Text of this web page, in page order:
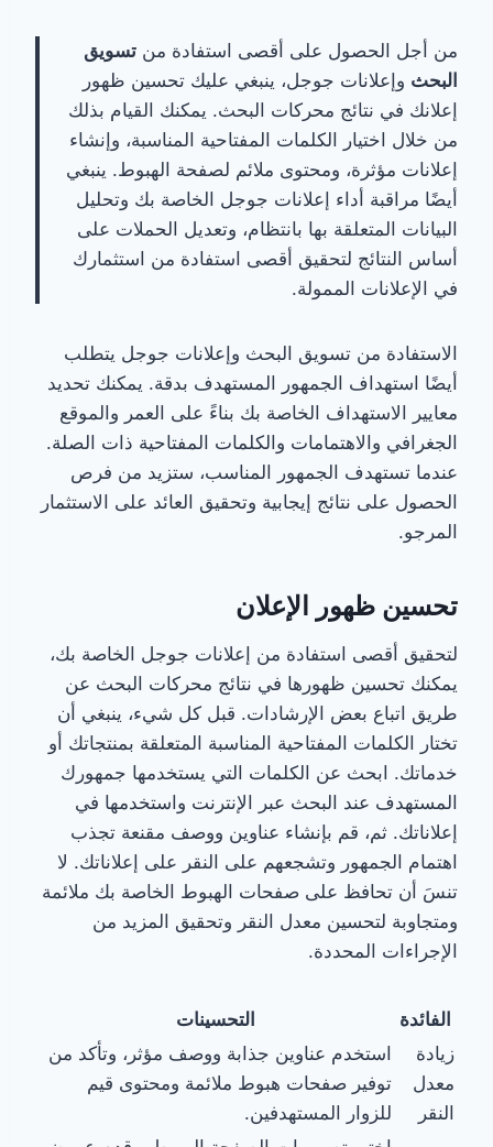
من أجل الحصول على أقصى استفادة من تسويق
البحث وإعلانات جوجل، ينبغي عليك تحسين ظهور
إعلانك في نتائج محركات البحث. يمكنك القيام بذلك
من خلال اختيار الكلمات المفتاحية المناسبة، وإنشاء
إعلانات مؤثرة، ومحتوى ملائم لصفحة الهبوط. ينبغي
أيضًا مراقبة أداء إعلانات جوجل الخاصة بك وتحليل
البيانات المتعلقة بها بانتظام، وتعديل الحملات على
أساس النتائج لتحقيق أقصى استفادة من استثمارك
في الإعلانات الممولة.
الاستفادة من تسويق البحث وإعلانات جوجل يتطلب
أيضًا استهداف الجمهور المستهدف بدقة. يمكنك تحديد
معايير الاستهداف الخاصة بك بناءً على العمر والموقع
الجغرافي والاهتمامات والكلمات المفتاحية ذات الصلة.
عندما تستهدف الجمهور المناسب، ستزيد من فرص
الحصول على نتائج إيجابية وتحقيق العائد على الاستثمار
المرجو.
تحسين ظهور الإعلان
لتحقيق أقصى استفادة من إعلانات جوجل الخاصة بك،
يمكنك تحسين ظهورها في نتائج محركات البحث عن
طريق اتباع بعض الإرشادات. قبل كل شيء، ينبغي أن
تختار الكلمات المفتاحية المناسبة المتعلقة بمنتجاتك أو
خدماتك. ابحث عن الكلمات التي يستخدمها جمهورك
المستهدف عند البحث عبر الإنترنت واستخدمها في
إعلاناتك. ثم، قم بإنشاء عناوين ووصف مقنعة تجذب
اهتمام الجمهور وتشجعهم على النقر على إعلاناتك. لا
تنسَ أن تحافظ على صفحات الهبوط الخاصة بك ملائمة
ومتجاوبة لتحسين معدل النقر وتحقيق المزيد من
الإجراءات المحددة.
الفائدة
التحسينات
زيادة
معدل
النقر
استخدم عناوين جذابة ووصف مؤثر، وتأكد من
توفير صفحات هبوط ملائمة ومحتوى قيم
للزوار المستهدفين.